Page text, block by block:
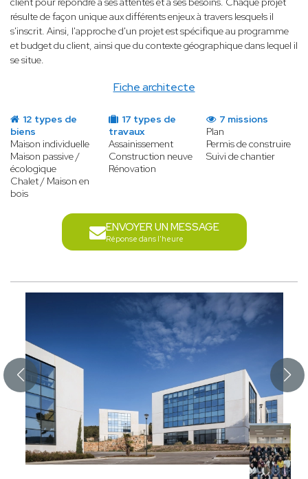
Fiche architecte
résulte de façon unique aux différents enjeux à travers lesquels il
s'inscrit. Ainsi, l'approche d'un projet est spécifique au programme
et budget du client, ainsi que du contexte géographique dans lequel il
se situe.
12 types de
biens
Maison individuelle
Maison passive /
écologique
Chalet / Maison en
bois
17 types de
travaux
Assainissement
Construction neuve
Rénovation
7 missions
Plan
Permis de construire
Suivi de chantier
ENVOYER UN MESSAGE
Réponse dans l'heure